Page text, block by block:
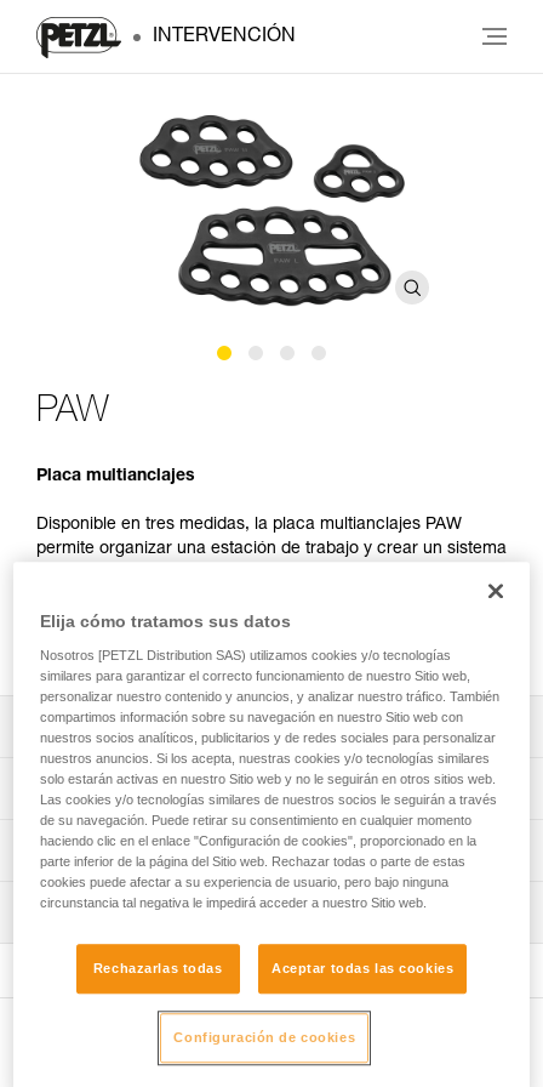
INTERVENCIÓN
PAW
Placa multianclajes
Disponible en tres medidas, la placa multianclajes PAW
permite organizar una estación de trabajo y crear un sistema
conexión directa. Fabricada en aluminio forjado, ofrece una
Descripción
Permite organizar una estación de trabajo y disponer de
forma sencilla, de un sistema de anclaje múltiple:
- Orificios de 19 mm para dejar pasar el casquillo de
seguridad de la mayoría de los mosquetones para permitir
su volteo.
- Orificios compatibles con el paso de las cuerdas o de las
- Orificio de conexión principal que puede admitir hasta
tres mosquetones.
- Hilera de orificios de conexión de número impar que
permiten centrar y equilibrar el sistema.
- Utilización simultánea hasta tres usuarios.
Características técnicas
Materiales: aluminio
Certificaciones: CE, UKCA, NFPA 2500 General Use
Características por referencia
Información técnica
Ficha técnica
Declaración de conformidad
Descargar el pdf UKCA-Declaration-G063AA-BA-CA-
Descargar el pdf UE-AET-G063BAXX-PAW M
Descargar el pdf UE-Declaration-G063CAXX-PAW L
Inspección
Descargar el pdf verif-EPI-connexion-procedure-ES
Ficha de seguimiento del EPI
Descargar el pdf verif-EPI-connexion-suivi-ES
Otros productos
Elija cómo tratamos sus datos
Nosotros [PETZL Distribution SAS) utilizamos cookies y/o tecnologías
similares para garantizar el correcto funcionamiento de nuestro Sitio web,
personalizar nuestro contenido y anuncios, y analizar nuestro tráfico. También
compartimos información sobre su navegación en nuestro Sitio web con
nuestros socios analíticos, publicitarios y de redes sociales para personalizar
nuestros anuncios. Si los acepta, nuestras cookies y/o tecnologías similares
solo estarán activas en nuestro Sitio web y no le seguirán en otros sitios web.
Las cookies y/o tecnologías similares de nuestros socios le seguirán a través
de su navegación. Puede retirar su consentimiento en cualquier momento
haciendo clic en el enlace "Configuración de cookies", proporcionado en la
parte inferior de la página del Sitio web. Rechazar todas o parte de estas
cookies puede afectar a su experiencia de usuario, pero bajo ninguna
circunstancia tal negativa le impedirá acceder a nuestro Sitio web.
Rechazarlas todas Aceptar todas las cookies
Configuración de cookies